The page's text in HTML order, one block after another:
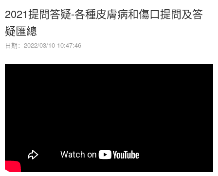
2021提問答疑-各種皮膚病和傷口提問及答
疑匯總
日期：2022/03/10 10:47:46